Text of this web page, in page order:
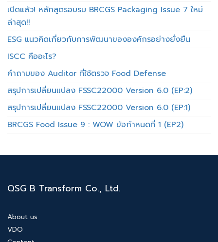
เปิดแล้ว! หลักสูตรอบรม BRCGS Packaging Issue 7 ใหม่
ล่าสุด!!
ESG แนวคิดเกี่ยวกับการพัฒนาขององค์กรอย่างยั่งยืน
ISCC คืออะไร?
คำถามของ Auditor ที่ใช้ตรวจ Food Defense
สรุปการเปลี่ยนแปลง FSSC22000 Version 6.0 (EP:2)
สรุปการเปลี่ยนแปลง FSSC22000 Version 6.0 (EP:1)
BRCGS Food Issue 9 : WOW ข้อกำหนดที่ 1 (EP2)
QSG B Transform Co., Ltd.
About us
VDO